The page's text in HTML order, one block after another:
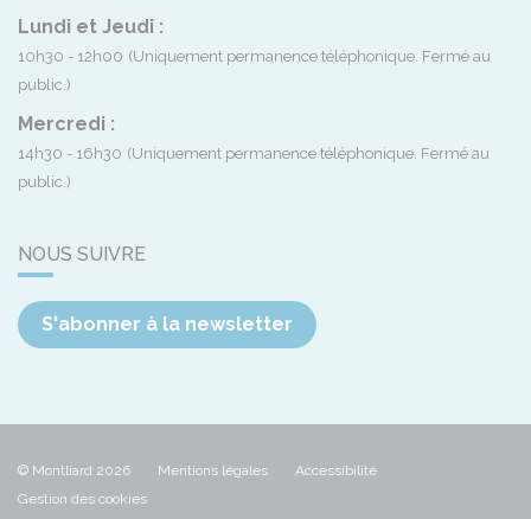
Lundi et Jeudi :
10h30 - 12h00 (Uniquement permanence téléphonique. Fermé au
public.)
Mercredi :
14h30 - 16h30 (Uniquement permanence téléphonique. Fermé au
public.)
NOUS SUIVRE
S'abonner à la newsletter
© Montliard 2026 Mentions légales
Accessibilité
Gestion des cookies